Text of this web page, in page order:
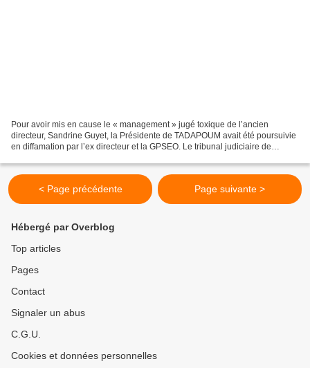
Pour avoir mis en cause le « management » jugé toxique de l’ancien
directeur, Sandrine Guyet, la Présidente de TADAPOUM avait été poursuivie
en diffamation par l’ex directeur et la GPSEO. Le tribunal judiciaire de
< Page précédente Page suivante >
Hébergé par Overblog
Top articles
Pages
Contact
Signaler un abus
C.G.U.
Cookies et données personnelles